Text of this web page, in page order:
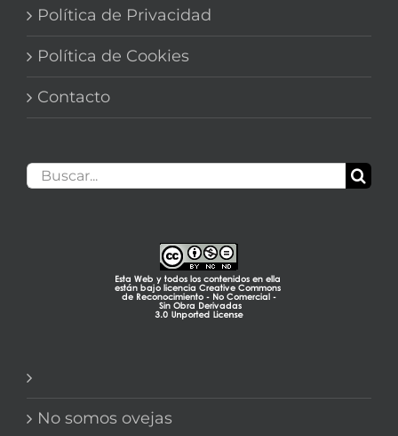
Política de Privacidad
Política de Cookies
Contacto
Buscar:
No somos ovejas